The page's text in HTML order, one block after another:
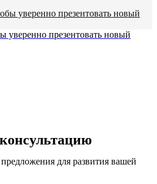
уверенно презентовать новый
для развития вашей